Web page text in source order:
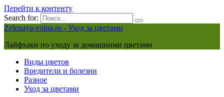
Перейти к контенту
Search for:
Zelenaya-volna.ru - Уход за цветами
Лайфхаки по уходу за домашними цветами
Виды цветов
Вредители и болезни
Разное
Уход за цветами